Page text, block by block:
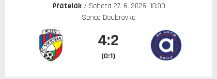
Přátelák / Sobota 27. 6. 2026, 10:00
Senco Doubravka
4:2
(0:1)